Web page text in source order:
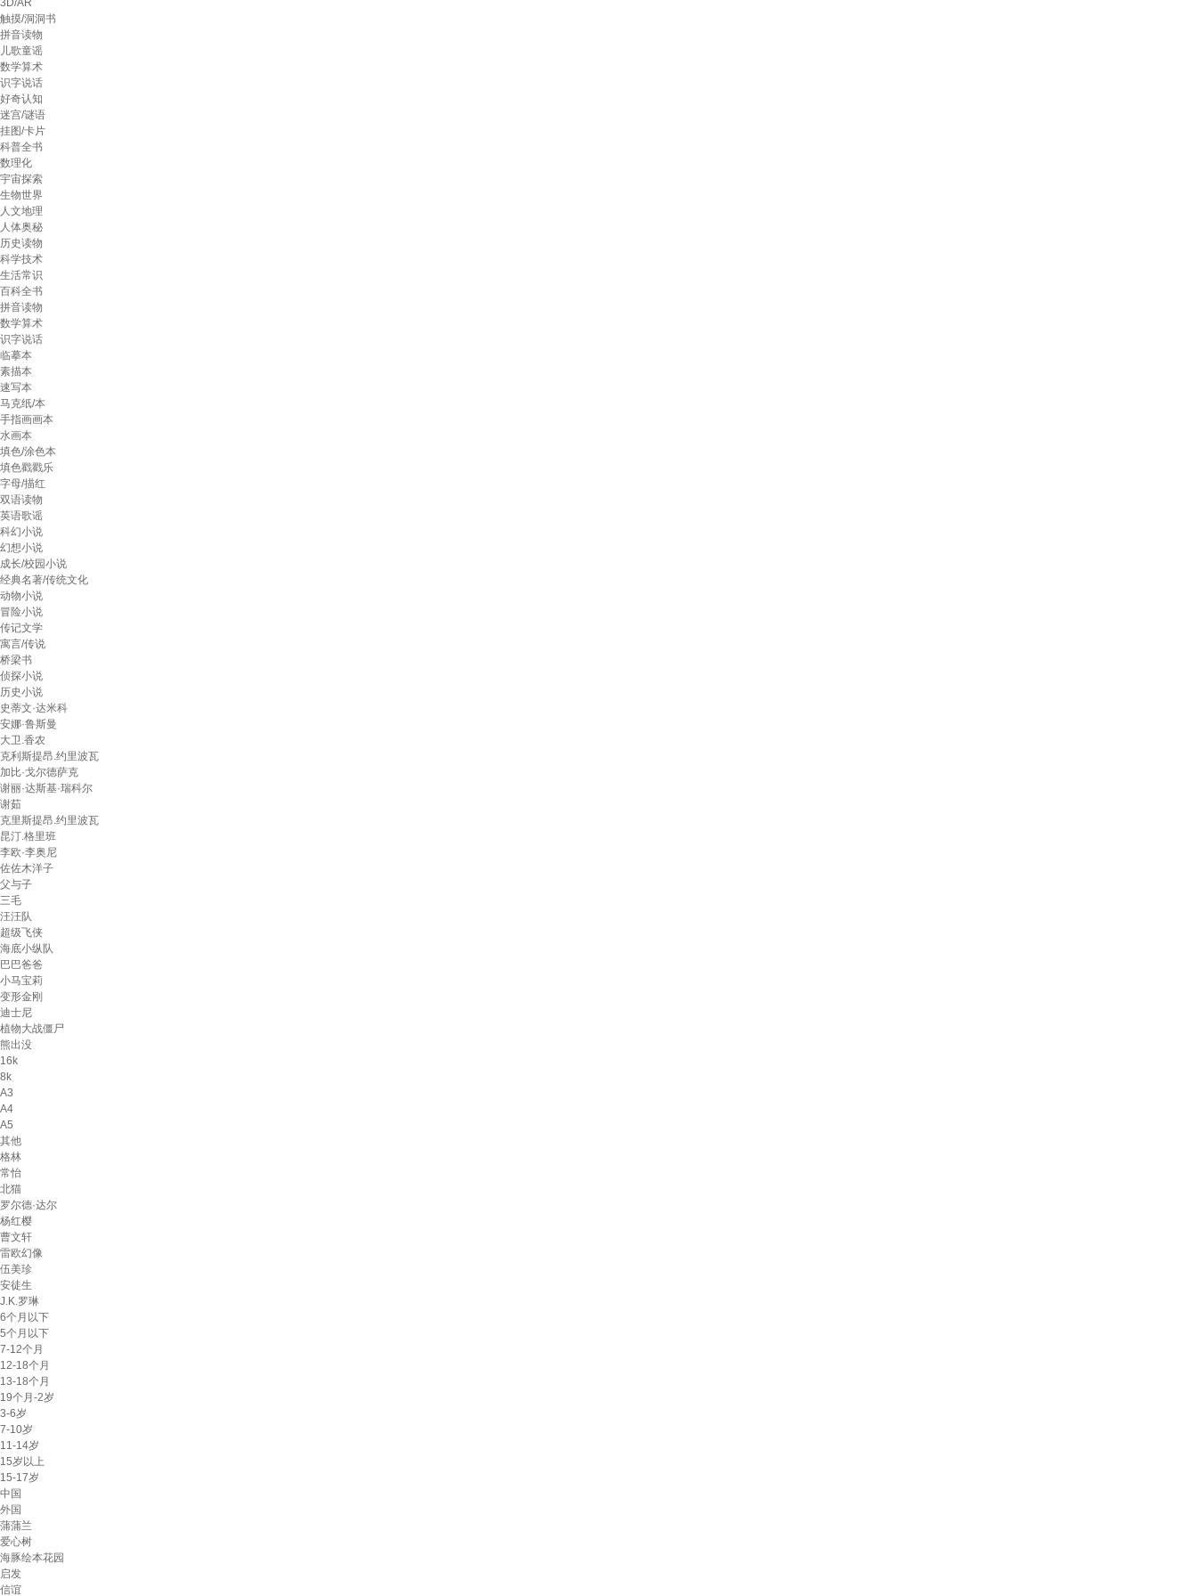
3D/AR
触摸/洞洞书
拼音读物
儿歌童谣
数学算术
识字说话
好奇认知
迷宫/谜语
挂图/卡片
科普全书
数理化
宇宙探索
生物世界
人文地理
人体奥秘
历史读物
科学技术
生活常识
百科全书
拼音读物
数学算术
识字说话
临摹本
素描本
速写本
马克纸/本
手指画画本
水画本
填色/涂色本
填色戳戳乐
字母/描红
双语读物
英语歌谣
科幻小说
幻想小说
成长/校园小说
经典名著/传统文化
动物小说
冒险小说
传记文学
寓言/传说
桥梁书
侦探小说
历史小说
史蒂文·达米科
安娜·鲁斯曼
大卫.香农
克利斯提昂.约里波瓦
加比·戈尔德萨克
谢丽·达斯基·瑞科尔
谢茹
克里斯提昂.约里波瓦
昆汀.格里班
李欧·李奥尼
佐佐木洋子
父与子
三毛
汪汪队
超级飞侠
海底小纵队
巴巴爸爸
小马宝莉
变形金刚
迪士尼
植物大战僵尸
熊出没
16k
8k
A3
A4
A5
其他
格林
常怡
北猫
罗尔德·达尔
杨红樱
曹文轩
雷欧幻像
伍美珍
安徒生
J.K.罗琳
6个月以下
5个月以下
7-12个月
12-18个月
13-18个月
19个月-2岁
3-6岁
7-10岁
11-14岁
15岁以上
15-17岁
中国
外国
蒲蒲兰
爱心树
海豚绘本花园
启发
信谊